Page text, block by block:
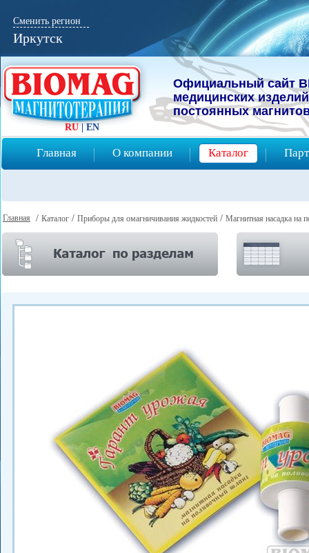
Официальный сайт
мeдицинcких
постоянных
Главная О компании Каталог
RU | EN
Сменить регион
Иркутск
Главная / Каталог / Приборы для омагничивания жидкостей / Магнитная насадка на